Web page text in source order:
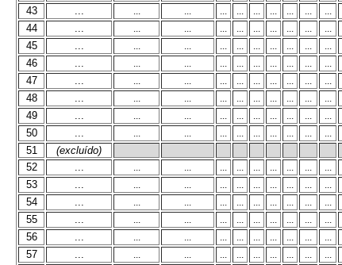
43
... ... ... ... ... ... ... ... ... ...
44
... ... ... ... ... ... ... ... ... ...
45
... ... ... ... ... ... ... ... ... ...
46
... ... ... ... ... ... ... ... ... ...
47
... ... ... ... ... ... ... ... ... ...
48
... ... ... ... ... ... ... ... ... ...
49
... ... ... ... ... ... ... ... ... ...
50
... ... ... ... ... ... ... ... ... ...
51
(excluído)
52
... ... ... ... ... ... ... ... ... ...
53
... ... ... ... ... ... ... ... ... ...
54
... ... ... ... ... ... ... ... ... ...
55
... ... ... ... ... ... ... ... ... ...
56
... ... ... ... ... ... ... ... ... ...
57
... ... ... ... ... ... ... ... ... ...